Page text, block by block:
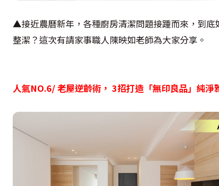
▲接近農曆新年，各種廚房清潔問題接踵而來，到
整潔？這次有請家事職人陳映如老師為大家分享。
人氣NO.6/ 老屋逆齡術， 3招打造「無印良品」純淨